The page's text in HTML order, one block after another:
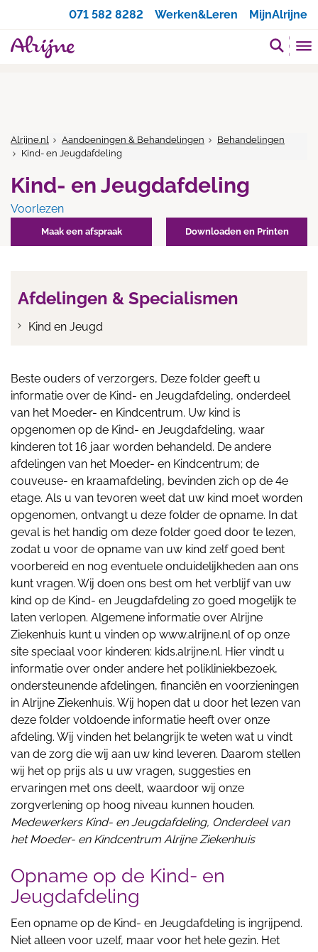
071 582 8282
Werken&Leren MijnAlrijne
Alrijne.nl Aandoeningen & Behandelingen
Behandelingen
Kind- en Jeugdafdeling
Kind- en Jeugdafdeling
Voorlezen
Maak een afspraak Downloaden en Printen
Afdelingen & Specialismen
Kind en Jeugd
Beste ouders of verzorgers, Deze folder geeft u
informatie over de Kind- en Jeugdafdeling, onderdeel
van het Moeder- en Kindcentrum. Uw kind is
opgenomen op de Kind- en Jeugdafdeling, waar
kinderen tot 16 jaar worden behandeld. De andere
afdelingen van het Moeder- en Kindcentrum; de
couveuse- en kraamafdeling, bevinden zich op de 4e
etage. Als u van tevoren weet dat uw kind moet worden
opgenomen, ontvangt u deze folder de opname. In dat
geval is het handig om deze folder goed door te lezen,
zodat u voor de opname van uw kind zelf goed bent
voorbereid en nog eventuele onduidelijkheden aan ons
kunt vragen. Wij doen ons best om het verblijf van uw
kind op de Kind- en Jeugdafdeling zo goed mogelijk te
laten verlopen. Algemene informatie over Alrijne
Ziekenhuis kunt u vinden op www.alrijne.nl of op onze
site speciaal voor kinderen: kids.alrijne.nl. Hier vindt u
informatie over onder andere het polikliniekbezoek,
ondersteunende afdelingen, financiën en voorzieningen
in Alrijne Ziekenhuis. Wij hopen dat u door het lezen van
deze folder voldoende informatie heeft over onze
afdeling. Wij vinden het belangrijk te weten wat u vindt
van de zorg die wij aan uw kind leveren. Daarom stellen
wij het op prijs als u uw vragen, suggesties en
ervaringen met ons deelt, waardoor wij onze
zorgverlening op hoog niveau kunnen houden.
Medewerkers Kind- en Jeugdafdeling, Onderdeel van
het Moeder- en Kindcentrum Alrijne Ziekenhuis
Opname op de Kind- en
Jeugdafdeling
Een opname op de Kind- en Jeugdafdeling is ingrijpend.
Niet alleen voor uzelf, maar voor het hele gezin. Het